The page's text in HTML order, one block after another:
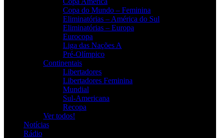
Copa do Mundo – Feminina
Eliminatórias – América do Sul
Eliminatórias – Europa
Eurocopa
Liga das Nações A
Pré-Olímpico
Continentais
Libertadores
Libertadores Feminina
Mundial
Sul-Americana
Recopa
Ver todos!
Notícias
Rádio